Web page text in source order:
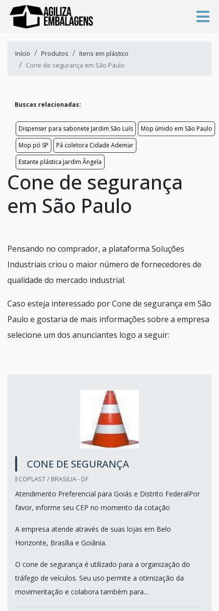
Início Produtos
Itens em plástico
Cone de segurança em São Paulo
Buscas relacionadas:
Dispenser para sabonete Jardim São Luís
Mop úmido em São Paulo
Mop pó SP
Pá coletora Cidade Ademar
Estante plástica Jardim Ângela
Cone de segurança
em São Paulo
Pensando no comprador, a plataforma Soluções
Industriais criou o maior número de fornecedores de
qualidade do mercado industrial.
Caso esteja interessado por Cone de segurança em São
Paulo e gostaria de mais informações sobre a empresa
selecione um dos anunciantes logo a seguir:
CONE DE SEGURANÇA
ECOPLAST / BRASILIA - DF
Atendimento Preferencial para Goiás e Distrito FederalPor
favor, informe seu CEP no momento da cotação
A empresa atende através de suas lojas em Belo
Horizonte, Brasília e Goiânia.
O cone de segurança é utilizado para a organização do
tráfego de veículos. Seu uso permite a otimização da
movimentação e colabora também para...